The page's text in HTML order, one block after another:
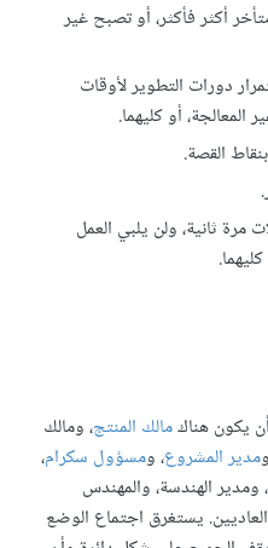
أكثر فأكثر، أو تصبح غير
دورات التطوير لأوقات
أو كليهما.
القصة.
مرة ثانية، ولن يلبي العمل
يكون هناكمالك المنتج، ومالك
مدير المشروع، ومسؤول سكرام،
ومدير الهندسة، والمهندس
يستغرق اجتماع الوضع